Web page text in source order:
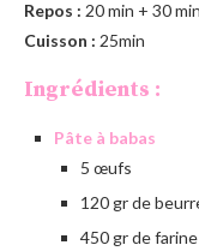
Repos : 20 min + 30 min
Cuisson : 25min
Ingrédients :
Pâte à babas
5 œufs
120 gr de
450 gr de farine